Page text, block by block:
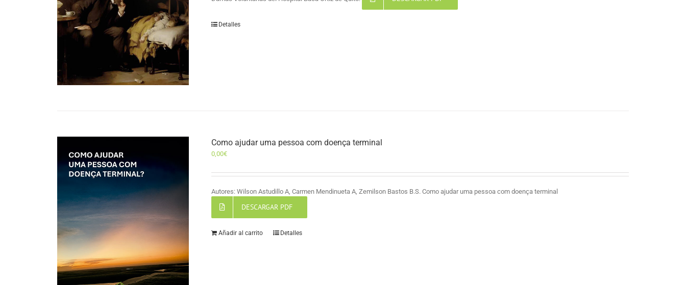
Detalles
Como ajudar uma pessoa com doença terminal
0,00€
Autores: Wilson Astudillo A, Carmen Mendinueta A, Zemilson Bastos B.S. Como ajudar uma pessoa com doença terminal
DESCARGAR PDF
Añadir al carrito Detalles